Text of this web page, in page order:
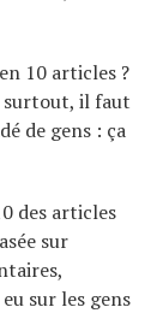
10 articles ?
surtout, il faut
de gens : ça
des articles
sur
sur les gens